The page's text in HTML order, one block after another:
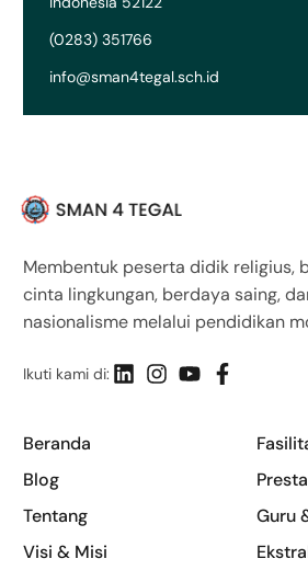
(0283) 351766
info@sman4tegal.sch.id
Membentuk peserta didik religius,
cinta lingkungan, berdaya saing,
nasionalisme melalui pendidikan
Ikuti kami di:
Beranda
Blog
Tentang
Visi & Misi
Guru